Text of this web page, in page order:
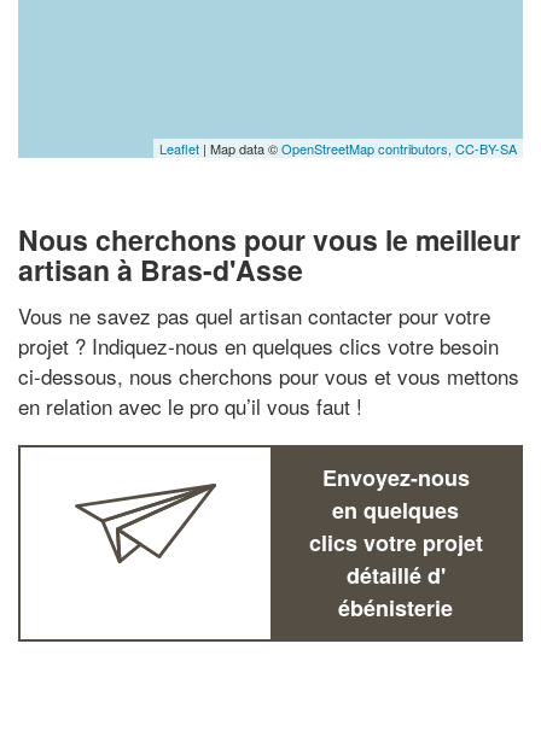
Leaflet | Map data ©OpenStreetMap contributors, CC-BY-SA
Nous cherchons pour vous le meilleur
artisan à Bras-d'Asse
Vous ne savez pas quel artisan contacter pour votre
projet ? Indiquez-nous en quelques clics votre besoin
ci-dessous, nous cherchons pour vous et vous mettons
en relation avec le pro qu’il vous faut !
Envoyez-nous
en quelques
clics votre projet
détaillé d'
ébénisterie